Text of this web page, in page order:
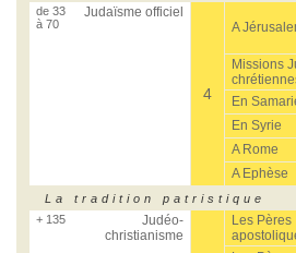
de 33
à 70
Judaïsme officiel
4
A
Missions
En
En Syrie
A Rome
A Ephèse
La tradition patristique
+ 135
Judéo-
christianisme
Les Pères